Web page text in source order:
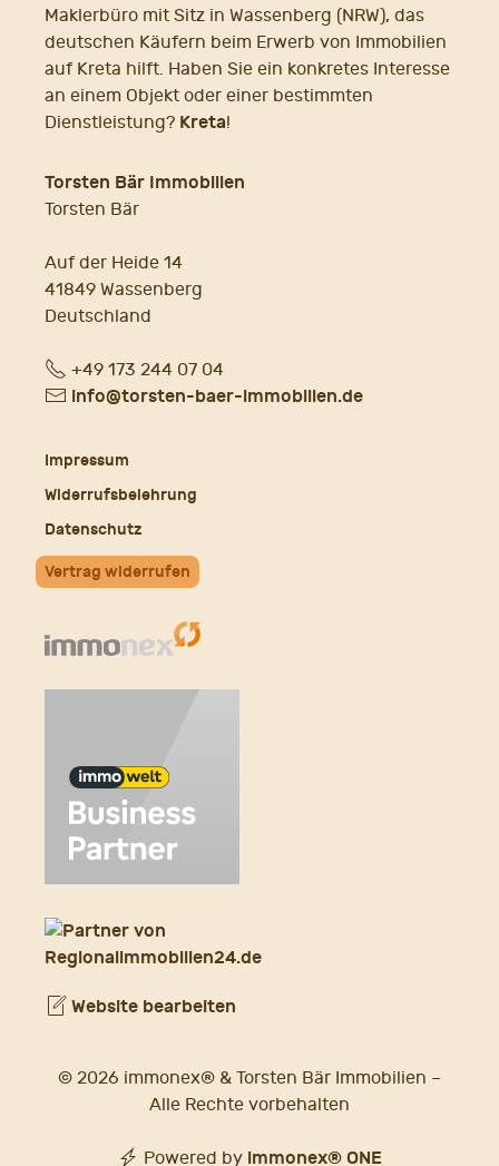
Maklerbüro mit Sitz in Wassenberg (NRW), das
deutschen Käufern beim Erwerb von Immobilien
auf Kreta hilft. Haben Sie ein konkretes Interesse
an einem Objekt oder einer bestimmten
Dienstleistung? Kreta!
Torsten Bär Immobilien
Torsten Bär
Auf der Heide 14
41849 Wassenberg
Deutschland
Fon+49 173 244 07 04
E- info@torsten-baer-immobilien.de
Impressum
Widerrufsbelehrung
Datenschutz
Vertrag widerrufen
Website bearbeiten
© 2026 immonex® & Torsten Bär Immobilien –
Alle Rechte vorbehalten
Powered by immonex® ONE